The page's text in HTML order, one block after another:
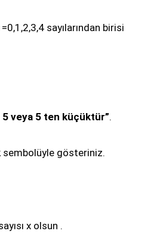
sayılarından birisi
5 veya 5 ten küçüktür”.
gösteriniz.
x olsun .